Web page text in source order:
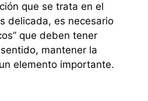
que se trata en el
delicada, es necesario
que deben tener
mantener la
elemento importante.